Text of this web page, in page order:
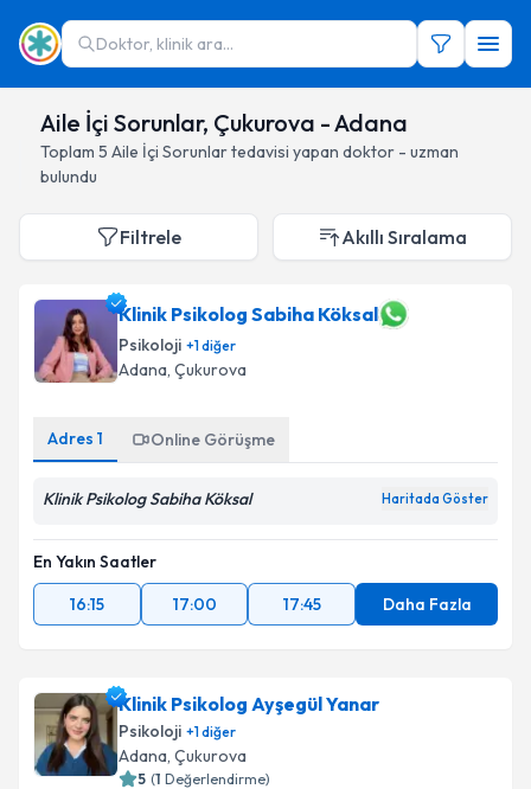
Doktor, klinik ara...
Aile İçi Sorunlar, Çukurova - Adana
Toplam 5 Aile İçi Sorunlartedavisi yapan doktor - uzman
bulundu
Filtrele Akıllı Sıralama
Klinik Psikolog Sabiha Köksal
Psikoloji +1diğer
Adana, Çukurova
Adres 1 Online Görüşme
Klinik Psikolog Sabiha Köksal Haritada Göster
En Yakın Saatler
16:15
17:00 17:45 Daha Fazla
Klinik Psikolog Ayşegül Yanar
Psikoloji +1diğer
Adana, Çukurova
5 (1 Değerlendirme)